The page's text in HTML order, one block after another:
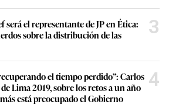
será el representante de JP en Ética:
sobre la distribución de las
3
el tiempo perdido”: Carlos
Lima 2019, sobre los retos a un año
está preocupado el Gobierno
4